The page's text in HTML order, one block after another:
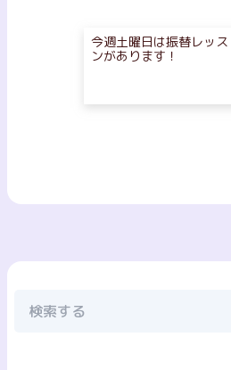
今週土曜日は振替レッス
ンがあります！